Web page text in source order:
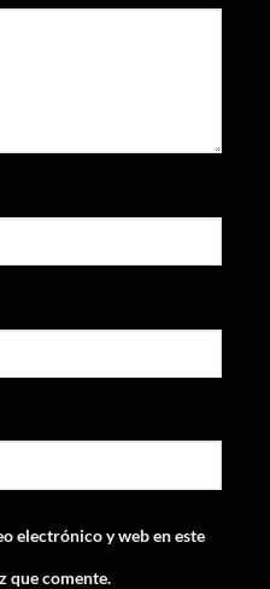
electrónico y web en este
que comente.